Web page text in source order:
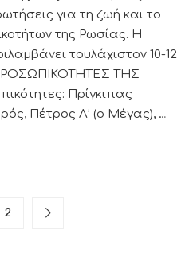
για τη ζωή και το
της Ρωσίας. Η
τουλάχιστον 10-12
ΤΗΣ
Πρίγκιπας
Πέτρος Α’ (ο Μέγας), …
2